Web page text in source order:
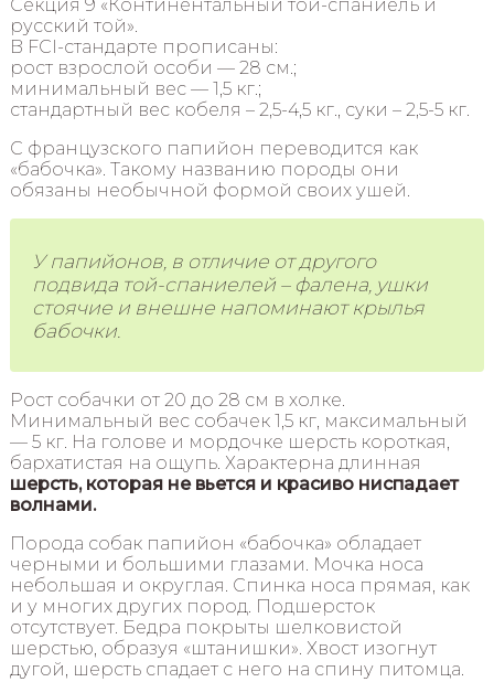
Секция 9 «Континентальный той-спаниель и
русский той».
В FCI-стандарте прописаны:
рост взрослой особи — 28 см.;
минимальный вес — 1,5 кг.;
стандартный вес кобеля – 2,5-4,5 кг., суки – 2,5-5 кг.
С французского папийон переводится как
«бабочка». Такому названию породы они
обязаны необычной формой своих ушей.
У папийонов, в отличие от другого
подвида той-спаниелей – фалена, ушки
стоячие и внешне напоминают крылья
бабочки.
Рост собачки от 20 до 28 см в холке.
Минимальный вес собачек 1,5 кг, максимальный
— 5 кг. На голове и мордочке шерсть короткая,
бархатистая на ощупь. Характерна длинная
шерсть, которая не вьется и красиво ниспадает
волнами.
Порода собак папийон «бабочка» обладает
черными и большими глазами. Мочка носа
небольшая и округлая. Спинка носа прямая, как
и у многих других пород. Подшерсток
отсутствует. Бедра покрыты шелковистой
шерстью, образуя «штанишки». Хвост изогнут
дугой, шерсть спадает с него на спину питомца.